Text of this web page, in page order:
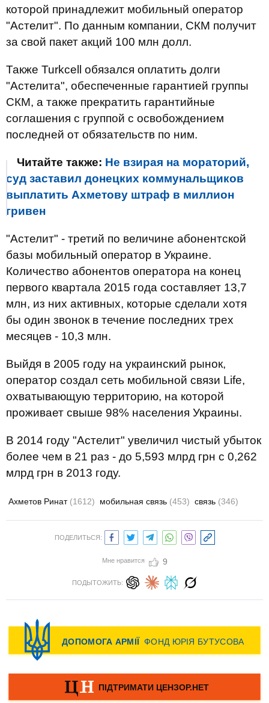
которой принадлежит мобильный оператор
"Астелит". По данным компании, СКМ получит
за свой пакет акций 100 млн долл.
Также Turkcell обязался оплатить долги
"Астелита", обеспеченные гарантией группы
СКМ, а также прекратить гарантийные
соглашения с группой с освобождением
последней от обязательств по ним.
Читайте также: Не взирая на мораторий,
суд заставил донецких коммунальщиков
выплатить Ахметову штраф в миллион
гривен
"Астелит" - третий по величине абонентской
базы мобильный оператор в Украине.
Количество абонентов оператора на конец
первого квартала 2015 года составляет 13,7
млн, из них активных, которые сделали хотя
бы один звонок в течение последних трех
месяцев - 10,3 млн.
Выйдя в 2005 году на украинский рынок,
оператор создал сеть мобильной связи Life,
охватывающую территорию, на которой
проживает свыше 98% населения Украины.
В 2014 году "Астелит" увеличил чистый убыток
более чем в 21 раз - до 5,593 млрд грн с 0,262
млрд грн в 2013 году.
Ахметов Ринат (1612) мобильная связь (453) связь (346)
ПОДЕЛИТЬСЯ:
Мне нравится 9
ПОДЫТОЖИТЬ: